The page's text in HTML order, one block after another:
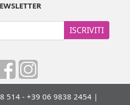
ISCRIVITI
514 - +39 06 9838 2454 |